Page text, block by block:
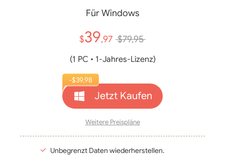
Für Windows
$39,97 $79,95
(1 PC • 1‑Jahres‑Lizenz)
-$39,98
Jetzt Kaufen
Weitere Preispläne
Unbegrenzt Daten wiederherstellen.